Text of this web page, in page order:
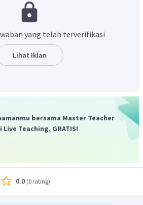
Timur memiliki bentang alam
terdapat padang-padang rumput
untuk menggembala ternak.
cocok sebagai aktivitas
yang telah terverifikasi
Lihat Iklan
bersama Master Teacher
Live Teaching, GRATIS!
0.0 (0 rating)